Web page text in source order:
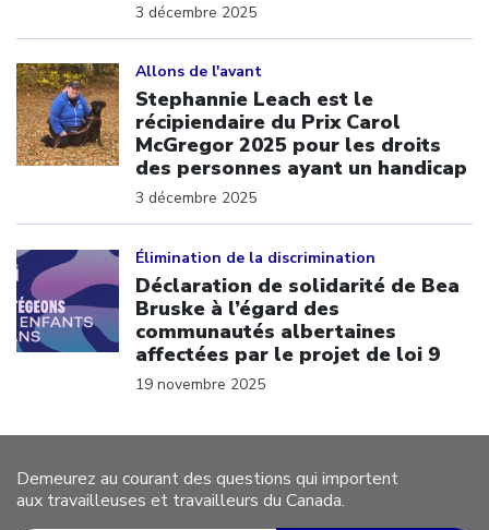
3 décembre 2025
Allons de l'avant
Stephannie Leach est le
récipiendaire du Prix Carol
McGregor 2025 pour les droits
des personnes ayant un handicap
3 décembre 2025
Élimination de la discrimination
Déclaration de solidarité de Bea
Bruske à l’égard des
communautés albertaines
affectées par le projet de loi 9
19 novembre 2025
Demeurez au courant des questions qui importent
aux travailleuses et travailleurs du Canada.